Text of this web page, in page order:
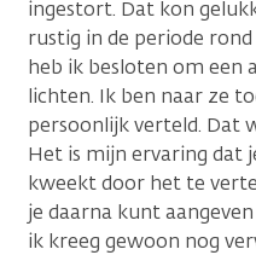
ingestort. Dat kon
rustig in de periode
heb ik besloten om een
lichten. Ik ben naar ze
persoonlijk verteld. Dat
Het is mijn ervaring dat
kweekt door het te
je daarna kunt
ik kreeg gewoon nog